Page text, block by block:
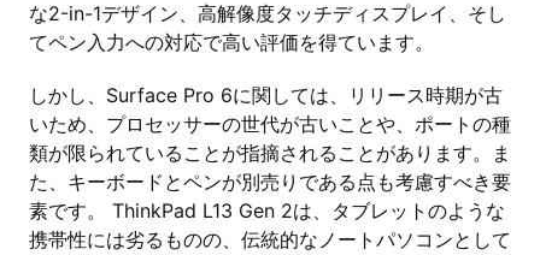
な2-in-1デザイン、高解像度タッチディスプレイ、そし
てペン入力への対応で高い評価を得ています。
しかし、Surface Pro 6に関しては、リリース時期が古
いため、プロセッサーの世代が古いことや、ポートの種
類が限られていることが指摘されることがあります。ま
た、キーボードとペンが別売りである点も考慮すべき要
素です。 ThinkPad L13 Gen 2は、タブレットのような
携帯性には劣るものの、伝統的なノートパソコンとして